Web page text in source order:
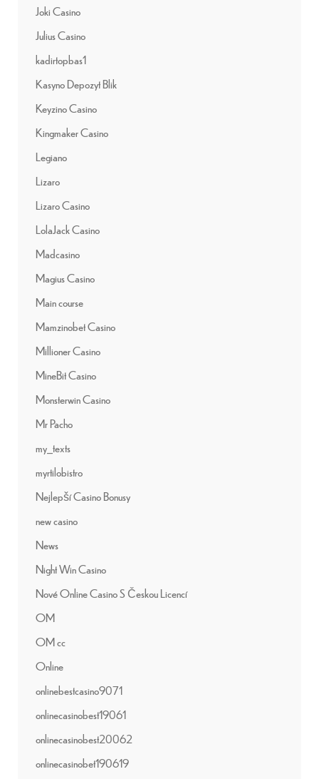
Joki Casino
Julius Casino
kadirtopbas1
Kasyno Depozyt Blik
Keyzino Casino
Kingmaker Casino
Legiano
Lizaro
Lizaro Casino
LolaJack Casino
Madcasino
Magius Casino
Main course
Mamzinobet Casino
Millioner Casino
MineBit Casino
Monsterwin Casino
Mr Pacho
my_texts
myrtilobistro
Nejlepší Casino Bonusy
new casino
News
Night Win Casino
Nové Online Casino S Českou Licencí
OM
OM cc
Online
onlinebestcasino9071
onlinecasinobest19061
onlinecasinobest20062
onlinecasinobet190619